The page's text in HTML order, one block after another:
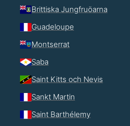
Brittiska Jungfruöarna
Guadeloupe
Montserrat
Saba
Saint Kitts och Nevis
Sankt Martin
Saint Barthélemy